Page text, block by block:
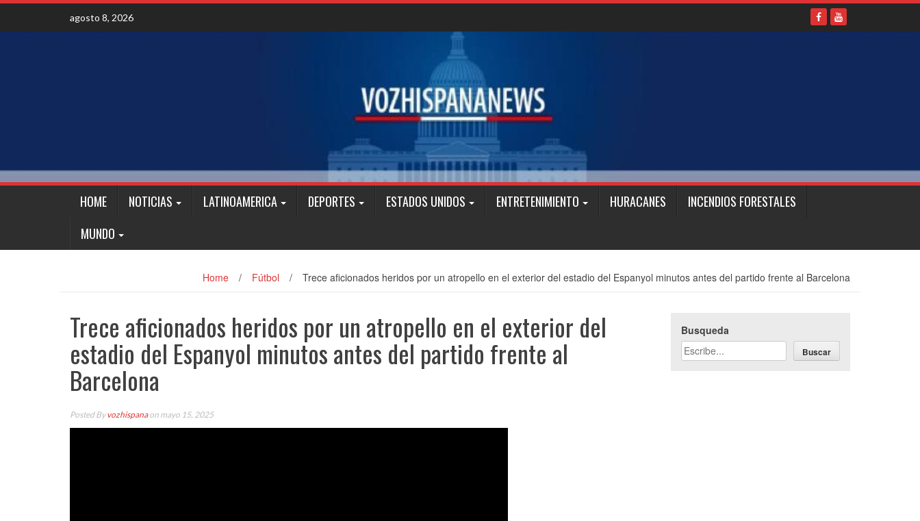
Skip
content
agosto 8, 2026
HOME NOTICIAS LATINOAMERICA DEPORTES ESTADOS UNIDOS ENTRETENIMIENTO HURACANES
INCENDIOS FORESTALES
MUNDO
Home / Fútbol / Trece aficionados heridos por un atropello en el exterior del estadio del Espanyol minutos antes del partido frente al Barcelona
Trece aficionados heridos por un atropello en el exterior del
estadio del Espanyol minutos antes del partido frente al
Barcelona
Posted Byvozhispanaon mayo 15, 2025
Busqueda
Buscar